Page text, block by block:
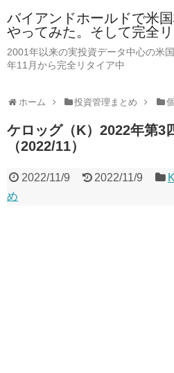
バイアンドホールドで米
やってみた。そして完全
2001年以来の実投資データ中心の米
年11月から完全リタイア中
ホーム 投資管理まとめ
ケロッグ（K）2022年第3
（2022/11）
2022/11/9 2022/11/9 K
め